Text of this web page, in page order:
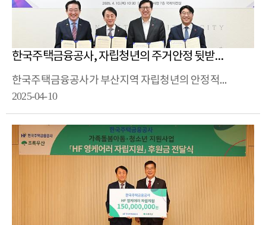
한국주택금융공사, 자립청년의 주거안정 뒷받침 나서
한국주택금융공사가 부산지역 자립청년의 안정적인 주거생활을 돕기 위해 주거 생활비 등을 지원합니다.
2025-04-10